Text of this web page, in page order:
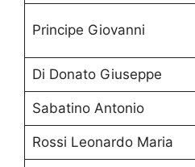
Principe Giovanni
Di Donato Giuseppe
Sabatino Antonio
Rossi Leonardo Maria